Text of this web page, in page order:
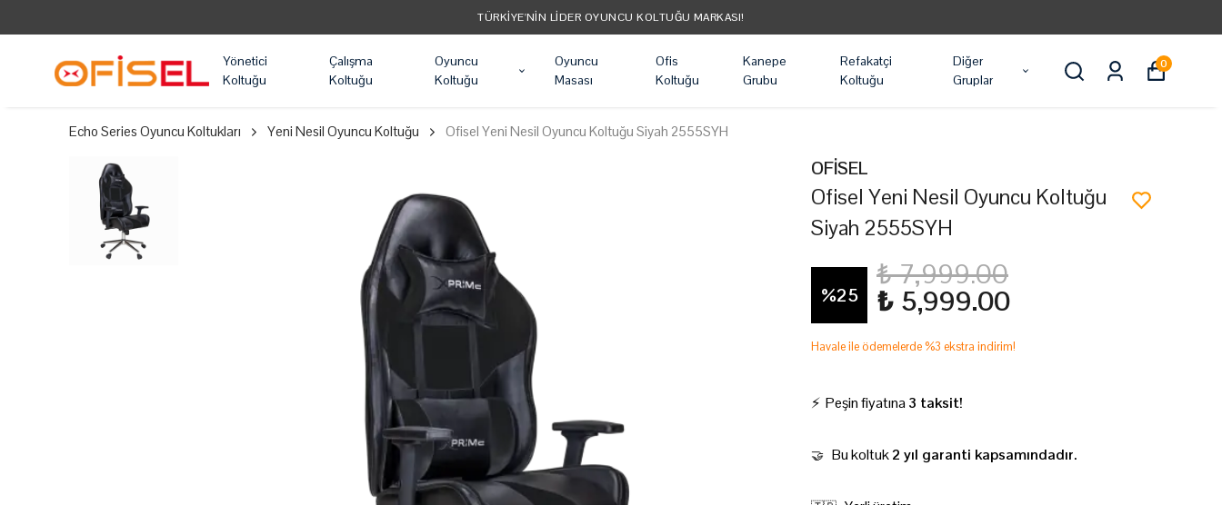
TÜM ÜRÜNLER ÜCRETSIZ KARGO
Yönetici
Koltuğu
Çalışma
Koltuğu
Oyuncu
Koltuğu
Oyuncu
Masası
Ofis
Koltuğu
Kanepe
Grubu
Refakatçi
Koltuğu
Diğer
Gruplar
0
Echo Series Oyuncu Koltukları Yeni Nesil Oyuncu Koltuğu Ofisel Yeni Nesil Oyuncu Koltuğu Siyah 2555SYH
OFİSEL
Ofisel Yeni Nesil Oyuncu Koltuğu
Siyah 2555SYH
%25
₺ 7,999.00
₺ 5,999.00
Havale ile ödemelerde %3 ekstra indirim!
⚡ Peşin fiyatına 3 taksit!
🤝 Bu koltuk2 yıl garanti kapsamındadır.